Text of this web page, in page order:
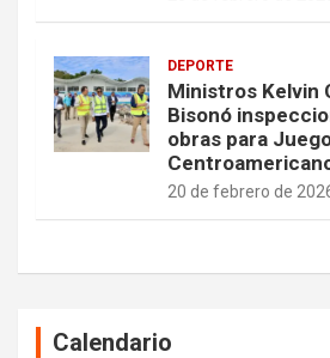
DEPORTE
Ministros Kelvin
Bisonó
obras para
20 de febrero de
Calendario